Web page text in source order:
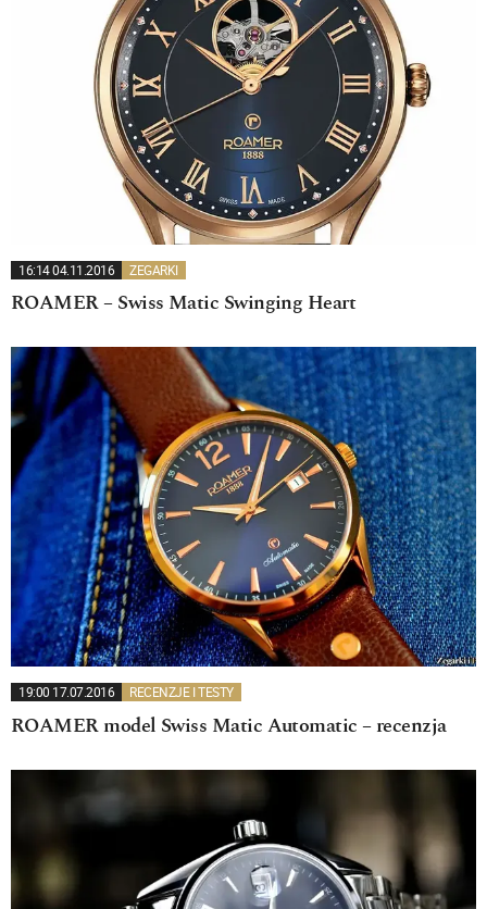
16:14 04.11.2016 ZEGARKI
ROAMER – Swiss Matic Swinging Heart
19:00 17.07.2016 RECENZJE I TESTY
ROAMER model Swiss Matic Automatic – recenzja